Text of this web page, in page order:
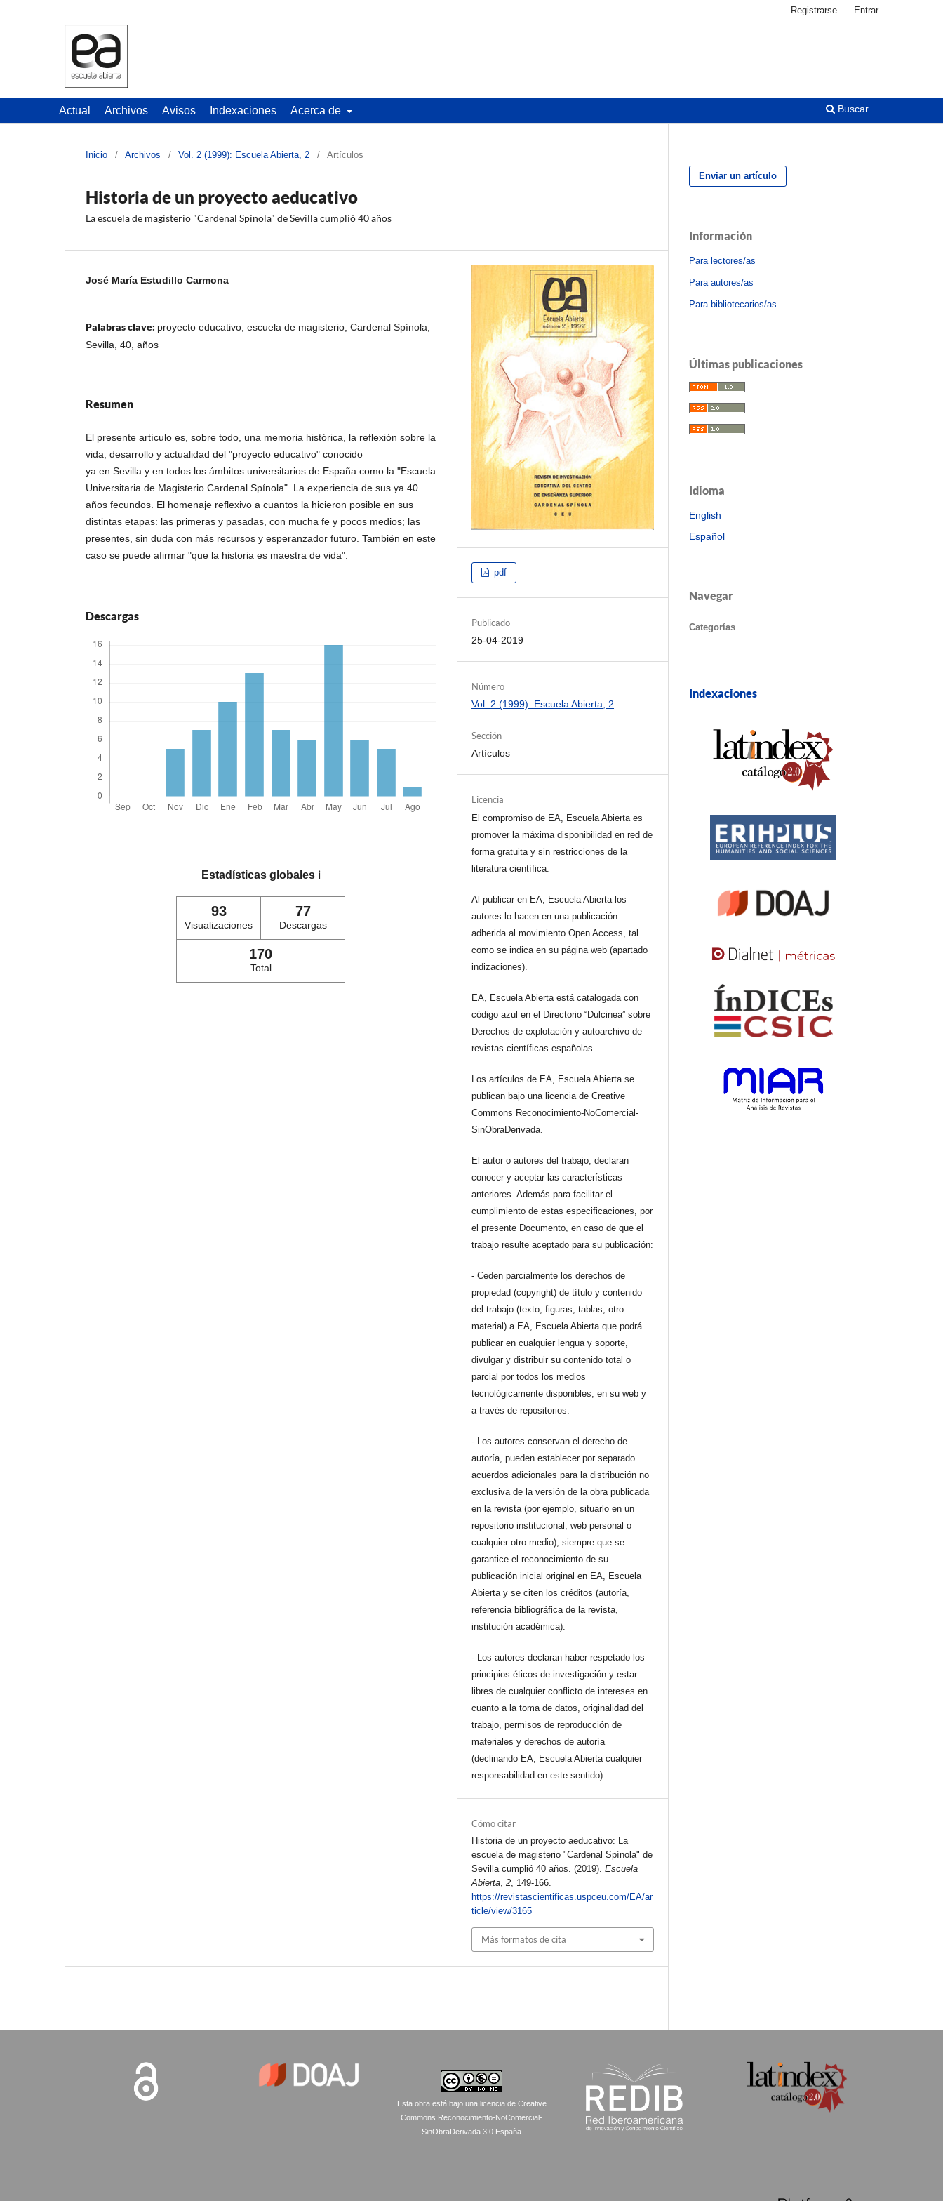
Actual Archivos Avisos Indexaciones Acerca de Buscar
Registrarse Entrar
Inicio / Archivos / Vol. 2 (1999): Escuela Abierta, 2 / Artículos
Historia de un proyecto aeducativo
La escuela de magisterio "Cardenal Spínola" de Sevilla cumplió 40 años
José María Estudillo Carmona
Palabras clave: proyecto educativo, escuela de magisterio, Cardenal Spínola,
Sevilla, 40, años
Resumen
El presente artículo es, sobre todo, una memoria histórica, la reflexión sobre la
vida, desarrollo y actualidad del "proyecto educativo" conocido
ya en Sevilla y en todos los ámbitos universitarios de España como la "Escuela
Universitaria de Magisterio Cardenal Spínola". La experiencia de sus ya 40
años fecundos. El homenaje reflexivo a cuantos la hicieron posible en sus
distintas etapas: las primeras y pasadas, con mucha fe y pocos medios; las
presentes, sin duda con más recursos y esperanzador futuro. También en este
caso se puede afirmar "que la historia es maestra de vida".
Descargas
Estadísticas globales ℹ️
93
Visualizaciones
77
Descargas
170
Total
pdf
Publicado
25-04-2019
Número
Vol. 2 (1999): Escuela Abierta, 2
Sección
Artículos
Licencia
El compromiso de EA, Escuela Abierta es
promover la máxima disponibilidad en red de
forma gratuita y sin restricciones de la
literatura científica.
Al publicar en EA, Escuela Abierta los
autores lo hacen en una publicación
adherida al movimiento Open Access, tal
como se indica en su página web (apartado
indizaciones).
EA, Escuela Abierta está catalogada con
código azul en el Directorio “Dulcinea” sobre
Derechos de explotación y autoarchivo de
revistas científicas españolas.
Los artículos de EA, Escuela Abierta se
publican bajo una licencia de Creative
Commons Reconocimiento-NoComercial-
SinObraDerivada.
El autor o autores del trabajo, declaran
conocer y aceptar las características
anteriores. Además para facilitar el
cumplimiento de estas especificaciones, por
el presente Documento, en caso de que el
trabajo resulte aceptado para su publicación:
- Ceden parcialmente los derechos de
propiedad (copyright) de título y contenido
del trabajo (texto, figuras, tablas, otro
material) a EA, Escuela Abierta que podrá
publicar en cualquier lengua y soporte,
divulgar y distribuir su contenido total o
parcial por todos los medios
tecnológicamente disponibles, en su web y
a través de repositorios.
- Los autores conservan el derecho de
autoría, pueden establecer por separado
acuerdos adicionales para la distribución no
exclusiva de la versión de la obra publicada
en la revista (por ejemplo, situarlo en un
repositorio institucional, web personal o
cualquier otro medio), siempre que se
garantice el reconocimiento de su
publicación inicial original en EA, Escuela
Abierta y se citen los créditos (autoría,
referencia bibliográfica de la revista,
institución académica).
- Los autores declaran haber respetado los
principios éticos de investigación y estar
libres de cualquier conflicto de intereses en
cuanto a la toma de datos, originalidad del
trabajo, permisos de reproducción de
materiales y derechos de autoría
(declinando EA, Escuela Abierta cualquier
responsabilidad en este sentido).
Cómo citar
Historia de un proyecto aeducativo: La
escuela de magisterio "Cardenal Spínola" de
Sevilla cumplió 40 años. (2019).Escuela
Abierta,2, 149-166.
https://revistascientificas.uspceu.com/EA/ar
ticle/view/3165
Más formatos de cita
Enviar un artículo
Información
Para lectores/as
Para autores/as
Para bibliotecarios/as
Últimas publicaciones
Idioma
English
Español
Navegar
Categorías
Indexaciones
Esta obra está bajo una licencia de Creative
Commons Reconocimiento-NoComercial-
SinObraDerivada 3.0 España